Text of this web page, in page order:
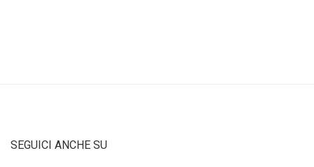
SEGUICI ANCHE SU